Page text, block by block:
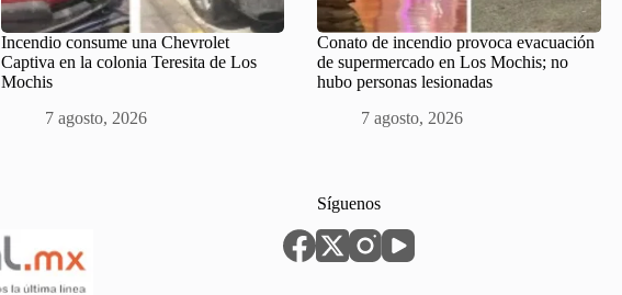
Incendio consume una Chevrolet
Captiva en la colonia Teresita de Los
Mochis
7 agosto, 2026
Conato de incendio provoca evacuación
de supermercado en Los Mochis; no
hubo personas lesionadas
7 agosto, 2026
Síguenos